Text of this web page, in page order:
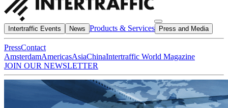
Intertraffic Events News Products & Services Press and Media
PressContact
AmsterdamAmericasAsiaChinaIntertraffic World Magazine
JOIN OUR NEWSLETTER